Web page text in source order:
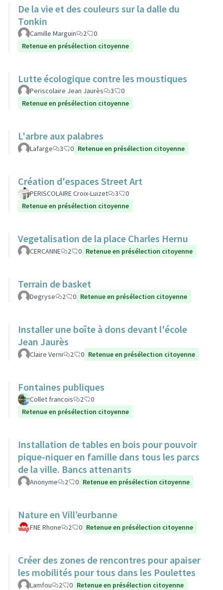
De la vie et des couleurs sur la dalle du
Tonkin
Camille Marguin 2
0
Retenue en présélection citoyenne
Lutte écologique contre les moustiques
Periscolaire Jean Jaurès 3
0
Retenue en présélection citoyenne
L'arbre aux palabres
Lafarge 3 0 Retenue en présélection citoyenne
Création d'espaces Street Art
PERISCOLAIRE Croix-Luizet 3
0
Retenue en présélection citoyenne
Vegetalisation de la place Charles Hernu
CERCANNE 2 0 Retenue en présélection citoyenne
Terrain de basket
Degryse 2 0 Retenue en présélection citoyenne
Installer une boîte à dons devant l'école
Jean Jaurès
Claire Verni 2 0 Retenue en présélection citoyenne
Fontaines publiques
Collet francois 2
0
Retenue en présélection citoyenne
Installation de tables en bois pour pouvoir
pique-niquer en famille dans tous les parcs
de la ville. Bancs attenants
Anonyme 2 0 Retenue en présélection citoyenne
Nature en Vill’eurbanne
FNE Rhone 2 0 Retenue en présélection citoyenne
Créer des zones de rencontres pour apaiser
les mobilités pour tous dans les Poulettes
Lamfou 2 0 Retenue en présélection citoyenne